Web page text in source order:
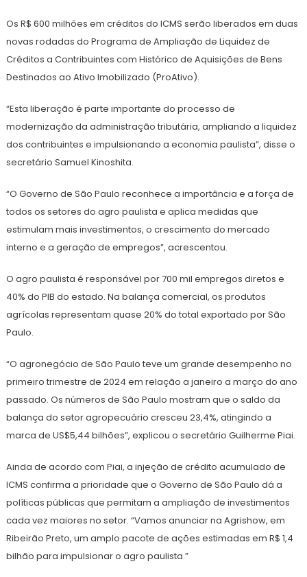
Os R$ 600 milhões em créditos do ICMS serão liberados em duas
novas rodadas do Programa de Ampliação de Liquidez de
Créditos a Contribuintes com Histórico de Aquisições de Bens
Destinados ao Ativo Imobilizado (ProAtivo).
“Esta liberação é parte importante do processo de
modernização da administração tributária, ampliando a liquidez
dos contribuintes e impulsionando a economia paulista”, disse o
secretário Samuel Kinoshita.
“O Governo de São Paulo reconhece a importância e a força de
todos os setores do agro paulista e aplica medidas que
estimulam mais investimentos, o crescimento do mercado
interno e a geração de empregos”, acrescentou.
O agro paulista é responsável por 700 mil empregos diretos e
40% do PIB do estado. Na balança comercial, os produtos
agrícolas representam quase 20% do total exportado por São
Paulo.
“O agronegócio de São Paulo teve um grande desempenho no
primeiro trimestre de 2024 em relação a janeiro a março do ano
passado. Os números de São Paulo mostram que o saldo da
balança do setor agropecuário cresceu 23,4%, atingindo a
marca de US$5,44 bilhões”, explicou o secretário Guilherme Piai.
Ainda de acordo com Piai, a injeção de crédito acumulado de
ICMS confirma a prioridade que o Governo de São Paulo dá a
políticas públicas que permitam a ampliação de investimentos
cada vez maiores no setor. “Vamos anunciar na Agrishow, em
Ribeirão Preto, um amplo pacote de ações estimadas em R$ 1,4
bilhão para impulsionar o agro paulista.”